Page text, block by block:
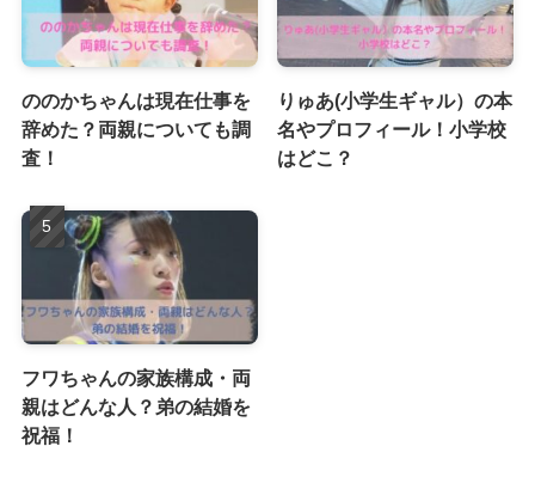
ののかちゃんは現在仕事を
辞めた？両親についても調
査！
りゅあ(小学生ギャル）の本
名やプロフィール！小学校
はどこ？
フワちゃんの家族構成・両
親はどんな人？弟の結婚を
祝福！